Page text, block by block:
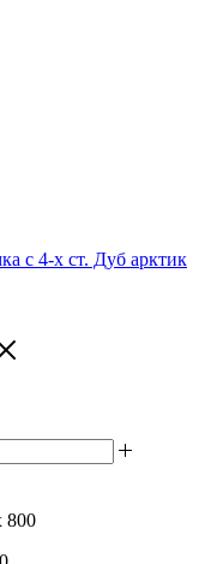
с 4-х ст. Дуб арктик
800